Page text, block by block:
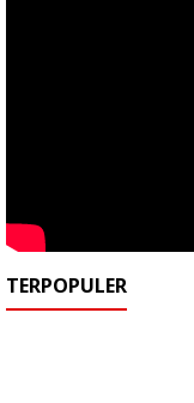
TERPOPULER